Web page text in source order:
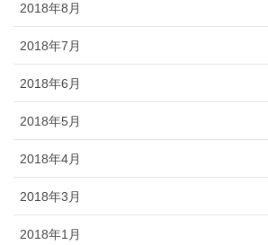
2018年8月
2018年7月
2018年6月
2018年5月
2018年4月
2018年3月
2018年1月